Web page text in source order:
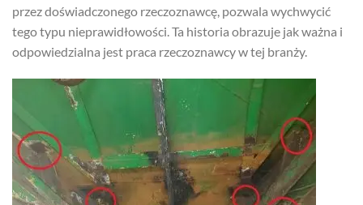
przez doświadczonego rzeczoznawcę, pozwala wychwycić
tego typu nieprawidłowości. Ta historia obrazuje jak ważna i
odpowiedzialna jest praca rzeczoznawcy w tej branży.